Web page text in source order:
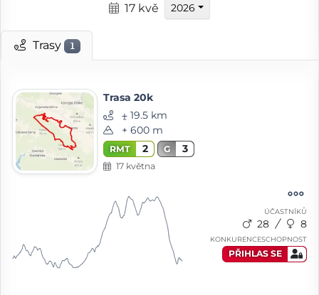
17 kvě 2026
Trasy 1
Trasa 20k
⨦ 19.5 km
+ 600 m
RMT 2 G 3
17 května
ÚČASTNÍKŮ
28 8
KONKURENCESCHOPNOST
PŘIHLAS SE